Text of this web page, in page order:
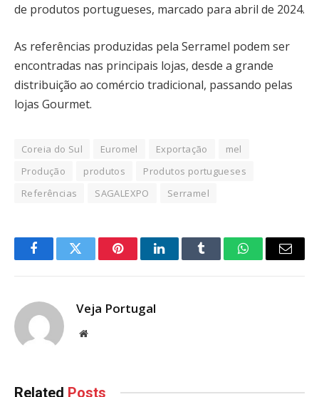
de produtos portugueses, marcado para abril de 2024.
As referências produzidas pela Serramel podem ser
encontradas nas principais lojas, desde a grande
distribuição ao comércio tradicional, passando pelas
lojas Gourmet.
Coreia do Sul Euromel Exportação
mel
Produção
produtos
Produtos portugueses
Referências
SAGALEXPO Serramel
FacebookTwitter PinterestLinkedInTumblr WhatsAppEmail
Veja Portugal
Website
Related Posts